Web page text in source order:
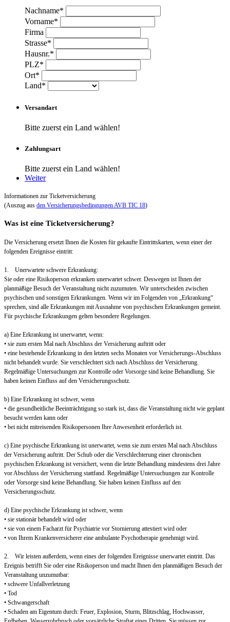
Nachname*
Vorname*
Firma
Strasse*
Hausnr.*
PLZ*
Ort*
Land*
Versandart
Bitte zuerst ein Land wählen!
Zahlungsart
Bitte zuerst ein Land wählen!
Weiter
Informationen zur Ticketversicherung
(Auszug aus den Versicherungsbedingungen AVB TIC 18)
Was ist eine Ticketversicherung?
Die Versicherung ersetzt Ihnen die Kosten für gekaufte Eintrittskarten, wenn einer der
folgenden Ereignisse eintritt:
1. Unerwartete schwere Erkrankung:
Sie oder eine Risikoperson erkranken unerwartet schwer. Deswegen ist Ihnen der
planmäßige Besuch der Veranstaltung nicht zuzumuten. Wir unterscheiden zwischen
psychischen und sonstigen Erkrankungen. Wenn wir im Folgenden von „Erkrankung“
sprechen, sind alle Erkrankungen mit Ausnahme von psychischen Erkrankungen gemeint.
Für psychische Erkrankungen gelten besondere Regelungen.
a) Eine Erkrankung ist unerwartet, wenn:
• sie zum ersten Mal nach Abschluss der Versicherung auftritt oder
• eine bestehende Erkrankung in den letzten sechs Monaten vor Versicherungs-Abschluss
nicht behandelt wurde. Sie verschlechtert sich nach Abschluss der Versicherung.
Regelmäßige Untersuchungen zur Kontrolle oder Vorsorge sind keine Behandlung. Sie
haben keinen Einfluss auf den Versicherungsschutz.
b) Eine Erkrankung ist schwer, wenn
• die gesundheitliche Beeinträchtigung so stark ist, dass die Veranstaltung nicht wie geplant
besucht werden kann oder
• bei nicht mitreisenden Risikopersonen Ihre Anwesenheit erforderlich ist.
c) Eine psychische Erkrankung ist unerwartet, wenn sie zum ersten Mal nach Abschluss
der Versicherung auftritt. Der Schub oder die Verschlechterung einer chronischen
psychischen Erkrankung ist versichert, wenn die letzte Behandlung mindestens drei Jahre
vor Abschluss der Versicherung stattfand. Regelmäßige Untersuchungen zur Kontrolle
oder Vorsorge sind keine Behandlung. Sie haben keinen Einfluss auf den
Versicherungsschutz.
d) Eine psychische Erkrankung ist schwer, wenn
• sie stationär behandelt wird oder
• sie von einem Facharzt für Psychiatrie vor Stornierung attestiert wird oder
• von Ihrem Krankenversicherer eine ambulante Psychotherapie genehmigt wird.
2. Wir leisten außerdem, wenn eines der folgenden Ereignisse unerwartet eintritt. Das
Ereignis betrifft Sie oder eine Risikoperson und macht Ihnen den planmäßigen Besuch der
Veranstaltung unzumutbar:
• schwere Unfallverletzung
• Tod
• Schwangerschaft
• Schaden am Eigentum durch: Feuer, Explosion, Sturm, Blitzschlag, Hochwasser,